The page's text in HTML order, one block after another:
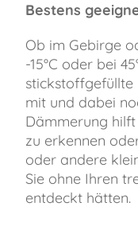
Bestens
Ob im Gebirge
-15°C oder bei
stickstoffgefüllte
mit und dabei
Dämmerung
zu erkennen
oder andere
Sie ohne Ihren
entdeckt hätten.